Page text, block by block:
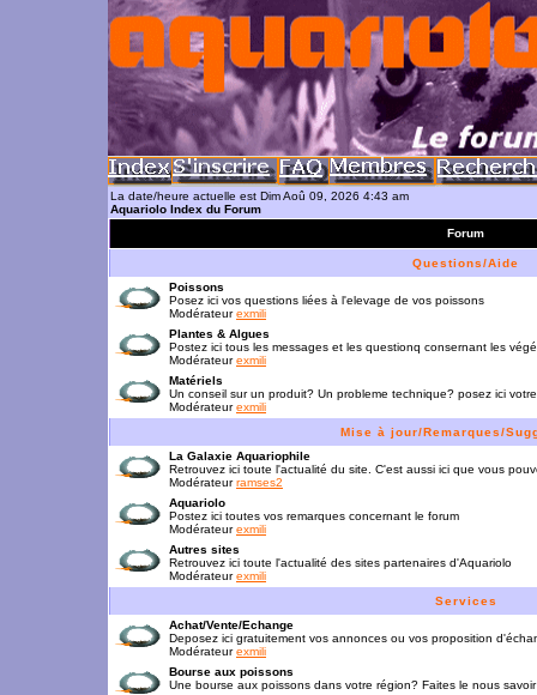
La date/heure actuelle est Dim Aoû 09, 2026 4:43 am
Aquariolo Index du Forum
Forum
Questions/Aide
Poissons
Posez ici vos questions liées à l'elevage de vos poissons
Modérateurexmili
Plantes & Algues
Postez ici tous les messages et les questionq consernant les
Modérateurexmili
Matériels
Un conseil sur un produit? Un probleme technique? posez ici
Modérateurexmili
Mise à jour/Remarques/
La Galaxie Aquariophile
Retrouvez ici toute l'actualité du site. C'est aussi ici que vous
Modérateurramses2
Aquariolo
Postez ici toutes vos remarques concernant le forum
Modérateurexmili
Autres sites
Retrouvez ici toute l'actualité des sites partenaires d'Aquariolo
Modérateurexmili
Services
Achat/Vente/Echange
Deposez ici gratuitement vos annonces ou vos proposition
Modérateurexmili
Bourse aux poissons
Une bourse aux poissons dans votre région? Faites le nous savoir